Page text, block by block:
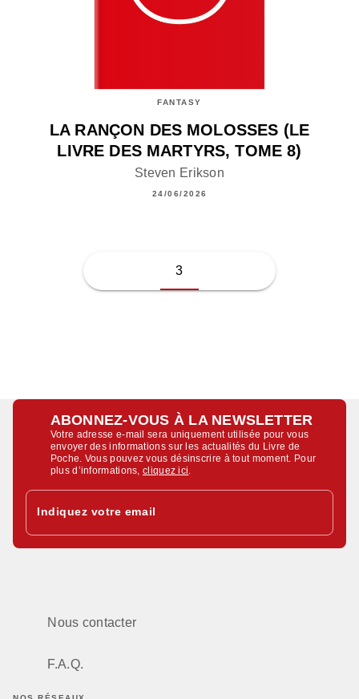
FANTASY
LA RANÇON DES MOLOSSES (LE
LIVRE DES MARTYRS, TOME 8)
Steven Erikson
24/06/2026
3
ABONNEZ-VOUS À LA NEWSLETTER
Votre adresse e-mail sera uniquement utilisée pour vous
envoyer des informations sur les actualités du Livre de
Poche. Vous pouvez vous désinscrire à tout moment. Pour
plus d’informations,cliquez ici
Indiquez votre email
Nous contacter
F.A.Q.